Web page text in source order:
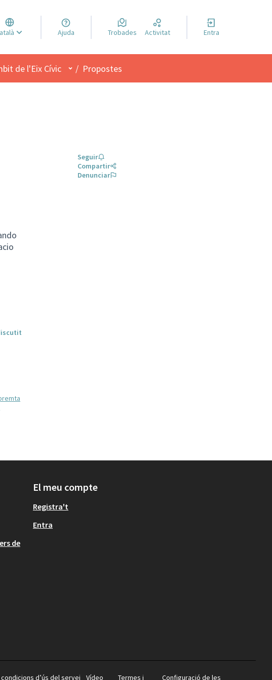
Triar la llengua
Elegir el idioma
Ajuda Trobades Activitat Entra
de l'Eix Cívic Menú d'usuari
/ Propostes
Seguir
Compartir
Denunciar
de
El meu compte
Registra't
Entra
d’ús del servei Vídeo Termes i Configuració de les